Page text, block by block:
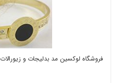
فروشگاه لوکسین مد بدلیجات و زیورالات